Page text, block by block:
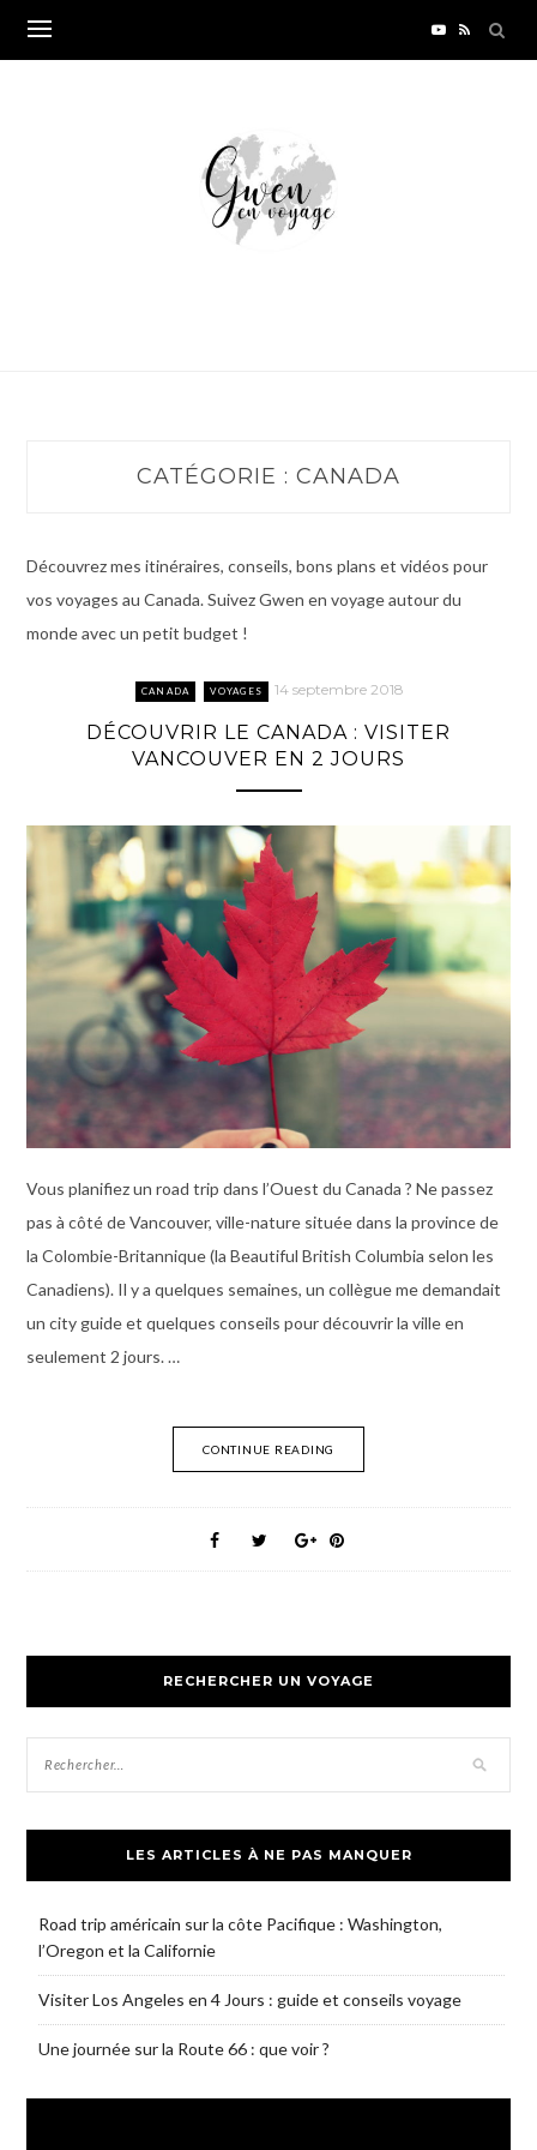
content
CATÉGORIE : CANADA
Découvrez mes itinéraires, conseils, bons plans et vidéos pour
vos voyages au Canada. Suivez Gwen en voyage autour du
monde avec un petit budget !
CANADA VOYAGES 14 septembre 2018
DÉCOUVRIR LE CANADA : VISITER
VANCOUVER EN 2 JOURS
Vous planifiez un road trip dans l’Ouest du Canada ? Ne passez
pas à côté de Vancouver, ville-nature située dans la province de
la Colombie-Britannique (la Beautiful British Columbia selon les
Canadiens). Il y a quelques semaines, un collègue me demandait
un city guide et quelques conseils pour découvrir la ville en
seulement 2 jours. …
CONTINUE READING
RECHERCHER UN VOYAGE
LES ARTICLES À NE PAS MANQUER
Road trip américain sur la côte Pacifique : Washington,
l’Oregon et la Californie
Visiter Los Angeles en 4 Jours : guide et conseils voyage
Une journée sur la Route 66 : que voir ?